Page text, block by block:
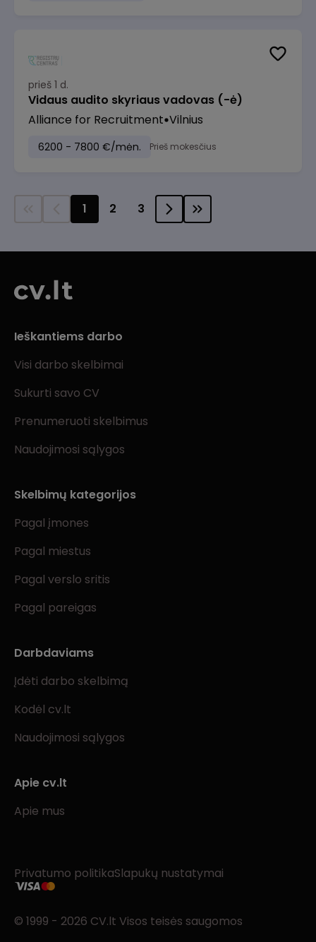
prieš 1 d.
Vidaus audito skyriaus vadovas (-ė)
Alliance for Recruitment Vilnius
6200 - 7800 €/mėn. Prieš mokesčius
1 2 3
Ieškantiems darbo
Visi darbo skelbimai
Sukurti savo CV
Prenumeruoti skelbimus
Naudojimosi sąlygos
Skelbimų kategorijos
Pagal įmones
Pagal miestus
Pagal verslo sritis
Pagal pareigas
Darbdaviams
Įdėti darbo skelbimą
Kodėl cv.lt
Naudojimosi sąlygos
Apie cv.lt
Apie mus
Privatumo politikaSlapukų nustatymai
© 1999 - 2026 CV.lt Visos teisės saugomos